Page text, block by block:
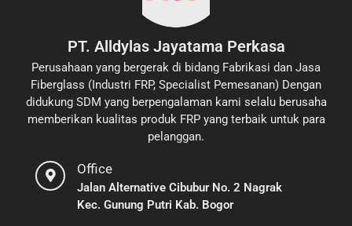
PT. Alldylas Jayatama Perkasa
Perusahaan yang bergerak di bidang Fabrikasi dan Jasa
Fiberglass (Industri FRP, Specialist Pemesanan) Dengan
didukung SDM yang berpengalaman kami selalu berusaha
memberikan kualitas produk FRP yang terbaik untuk para
pelanggan.
Office
Jalan Alternative Cibubur No. 2 Nagrak
Kec. Gunung Putri Kab. Bogor